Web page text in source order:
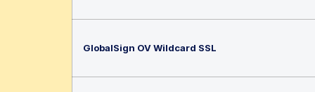
GlobalSign OV Wildcard SSL